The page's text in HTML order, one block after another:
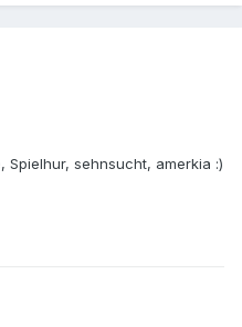
Spielhur, sehnsucht, amerkia :)